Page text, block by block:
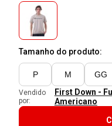
Tamanho do produto:
P M GG
Vendido
por:
First Down -
Americano